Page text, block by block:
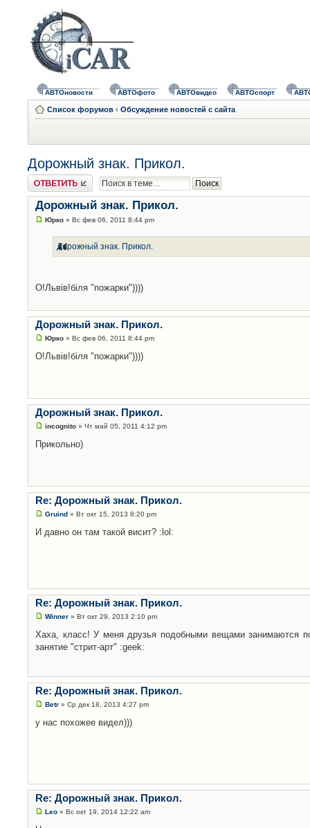
АВТОновости АВТОфото АВТОвидео АВТОспорт
Список форумов ‹ Обсуждение новостей с сайта
Дорожный знак. Прикол.
Ответить
Дорожный знак. Прикол.
Юрко » Вс фев 06, 2011 8:44 pm
Дорожный знак. Прикол.
О!Львів!біля "пожарки"))))
Дорожный знак. Прикол.
Юрко » Вс фев 06, 2011 8:44 pm
О!Львів!біля "пожарки"))))
Дорожный знак. Прикол.
incognito » Чт май 05, 2011 4:12 pm
Прикольно)
Re: Дорожный знак. Прикол.
Gruind » Вт окт 15, 2013 8:20 pm
И давно он там такой висит? :lol:
Re: Дорожный знак. Прикол.
Winner » Вт окт 29, 2013 2:10 pm
Хаха, класс! У меня друзья подобными вещами занимаются
занятие "стрит-арт" :geek:
Re: Дорожный знак. Прикол.
Betr » Ср дек 18, 2013 4:27 pm
у нас похожее видел)))
Re: Дорожный знак. Прикол.
Leo » Вс окт 19, 2014 12:22 am